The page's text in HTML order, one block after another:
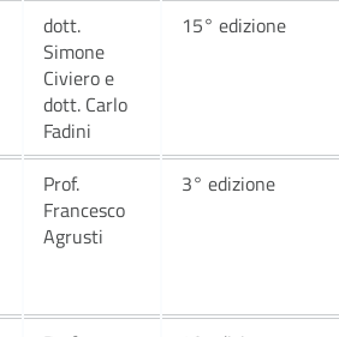
dott.
Simone
Civiero e
dott. Carlo
Fadini
15° edizione
Prof.
Francesco
Agrusti
3° edizione